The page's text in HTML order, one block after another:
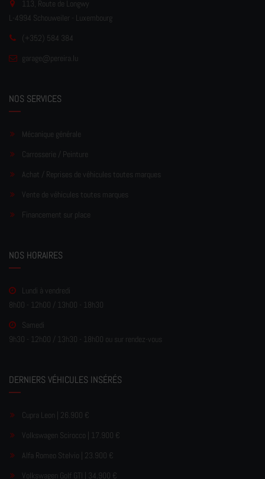
113, Route de Longwy
L-4994 Schouweiler - Luxembourg
(+352) 584 384
garage@pereira.lu
NOS SERVICES
Mécanique générale
Carrosserie / Peinture
Achat / Reprises de véhicules toutes marques
Vente de véhicules toutes marques
Financement sur place
NOS HORAIRES
Lundi à vendredi
8h00 - 12h00 / 13h00 - 18h30
Samedi
9h30 - 12h00 / 13h30 - 18h00 ou sur rendez-vous
DERNIERS VÉHICULES INSÉRÉS
Cupra Leon | 26.900 €
Volkswagen Scirocco | 17.900 €
Alfa Romeo Stelvio | 23.900 €
Volkswagen Golf GTI | 34.900 €